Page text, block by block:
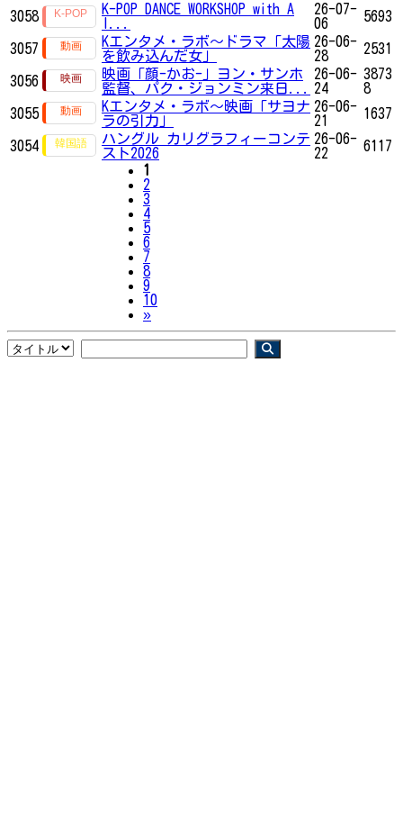
3058
K-POP DANCE WORKSHOP with A
26-07-
06
5693
3057
Kエンタメ・ラボ～ドラマ「太陽
を飲み込んだ女」
26-06-
28
2531
3056
映画「顔-かお-」ヨン・サンホ
監督、パク・ジョンミン来日...
26-06-
24
3873
8
3055
Kエンタメ・ラボ～映画「サヨナ
ラの引力」
26-06-
21
1637
3054
ハングル カリグラフィーコンテ
スト2026
26-06-
22
6117
1
2
3
4
5
6
7
8
9
10
»Next